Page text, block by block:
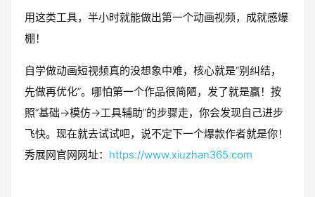
用这类工具，半小时就能做出第一个动画视频，成就感爆
棚！
自学做动画短视频真的没想象中难，核心就是“别纠结，
先做再优化”。哪怕第一个作品很简陋，发了就是赢！按
照“基础→模仿→工具辅助”的步骤走，你会发现自己进步
飞快。现在就去试试吧，说不定下一个爆款作者就是你！
秀展网官网网址： https://www.xiuzhan365.com